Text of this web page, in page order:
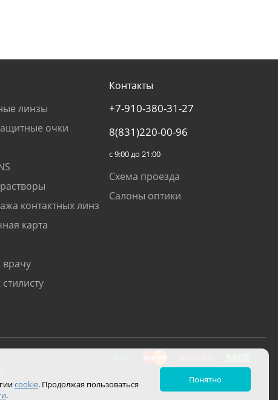
линзы
очки
контактных линз
карта
врачу
Контакты
+7-910-380-31-27
8(831)220-00-96
с 9:00 до 21:00
Схема проезда
Салоны оптики
cookie. Продолжая пользоваться
.
Понятно